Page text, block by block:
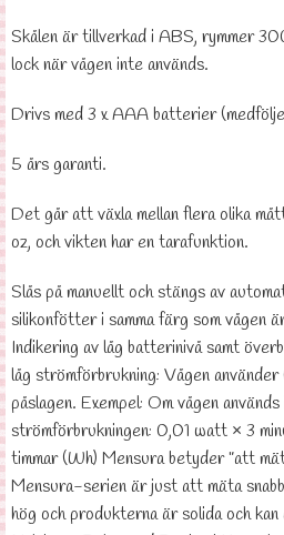
Skålen är tillverkad i ABS, rymmer
lock när vågen inte används.
Drivs med 3 x AAA batterier
5 års garanti.
Det går att växla mellan flera olika
oz, och vikten har en tarafunktion.
Slås på manuellt och stängs av
silikonfötter i samma färg som vågen
Indikering av låg batterinivå samt
låg strömförbrukning: Vågen
påslagen. Exempel: Om vågen
strömförbrukningen: 0,01 watt × 3
timmar (Wh) Mensura betyder ”att
Mensura-serien är just att mäta
hög och produkterna är solida och kan